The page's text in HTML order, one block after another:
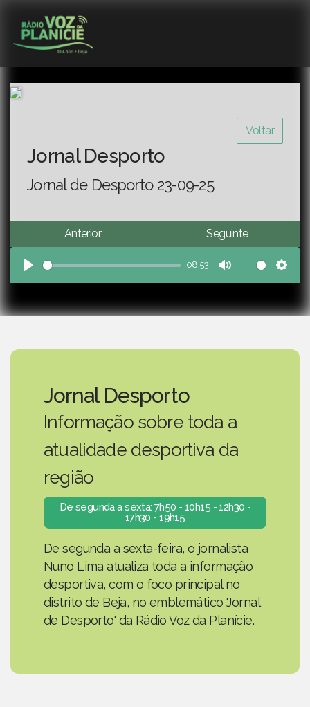
Voltar
Jornal Desporto
Jornal de Desporto 23-09-25
Anterior Seguinte
Play
08:53
Mute
Jornal Desporto
Informação sobre toda a
atualidade desportiva da
região
De segunda a sexta: 7h50 - 10h15 - 12h30 -
17h30 - 19h15
De segunda a sexta-feira, o jornalista
Nuno Lima atualiza toda a informação
desportiva, com o foco principal no
distrito de Beja, no emblemático 'Jornal
de Desporto' da Rádio Voz da Planície.